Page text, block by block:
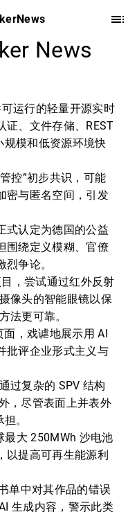
News
运行的轻量开源实时
证、文件存储、REST
规模和低资源环境快
控”初步共识，可能
密与匿名空间，引发
式认定为德国的公益
围绕定义模糊、官僚
争论。
，尝试通过红外反射
像头的智能眼镜以保
法更可靠。
面，戏谑地展示用 AI
批评企业形式主义与
过复杂的 SPV 结构
，尽管表面上并表外
。
最大 250MWh 沙电池
以提高可再生能源利
单中对其作品的错误
生成内容，警示此类